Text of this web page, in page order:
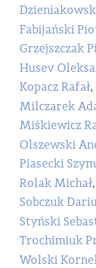
Fabijański
Grzejszczak
Husev
Kopacz Rafał,
Milczarek
Miśkiewicz
Olszewski
Piasecki
Rolak Michał
Sobczuk
Styński
Trochimiuk
Wolski